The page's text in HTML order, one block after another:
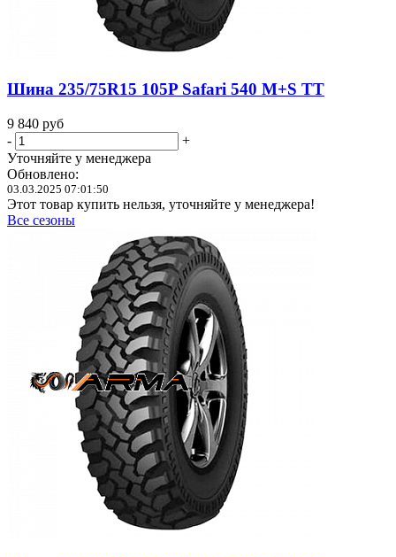
Шина 235/75R15 105P Safari 540 M+S TT
9 840 руб
-
+
Уточняйте у менеджера
Обновлено:
03.03.2025 07:01:50
Этот товар купить нельзя, уточняйте у менеджера!
Все сезоны